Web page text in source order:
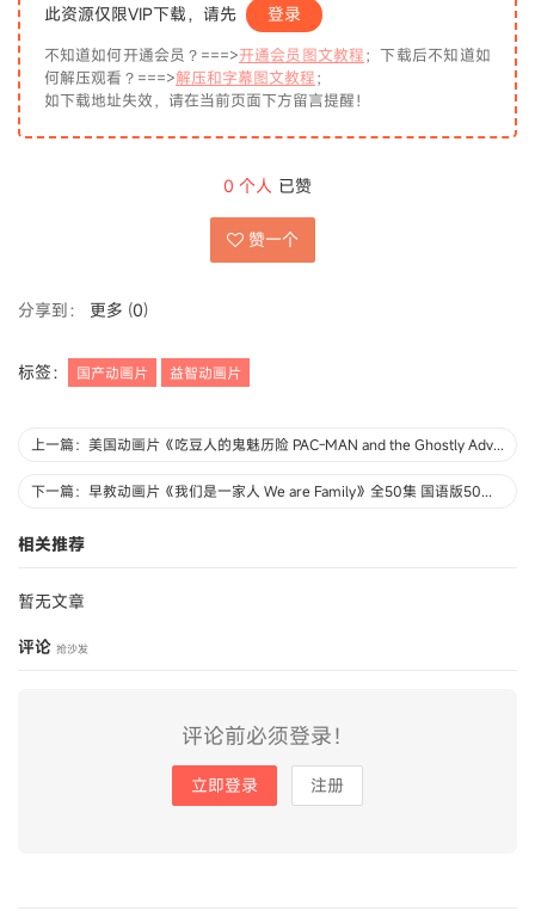
此资源仅限VIP下载，请先 登录
不知道如何开通会员？===>开通会员图文教程；下载后不知道如
何解压观看？===>解压和字幕图文教程；
如下载地址失效，请在当前页面下方留言提醒！
0 个人 已赞
赞一个
分享到： 更多 (0)
标签： 国产动画片 益智动画片
上一篇：美国动画片《吃豆人的鬼魅历险 PAC-MAN and the Ghostly Adventures》全26集 英语中字 720P/MP4/6.07G 动画片吃豆人的鬼魅历险下载
下一篇：早教动画片《我们是一家人 We are Family》全50集 国语版50集+英文版50集 720P/MP4/14.6G 动画片下载
相关推荐
暂无文章
评论 抢沙发
评论前必须登录！
立即登录 注册